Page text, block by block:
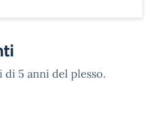
5 anni del plesso.